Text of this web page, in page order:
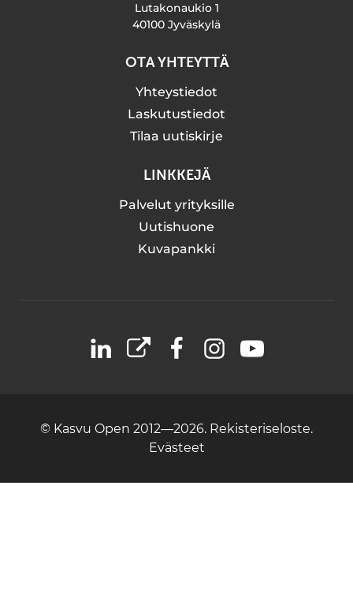
Lutakonaukio 1
40100 Jyväskylä
OTA YHTEYTTÄ
Yhteystiedot
Laskutustiedot
Tilaa uutiskirje
LINKKEJÄ
Palvelut yrityksille
Uutishuone
Kuvapankki
LinkedIn
X FacebookInstagramYouTube
© Kasvu Open 2012—2026. Rekisteriseloste.
Evästeet